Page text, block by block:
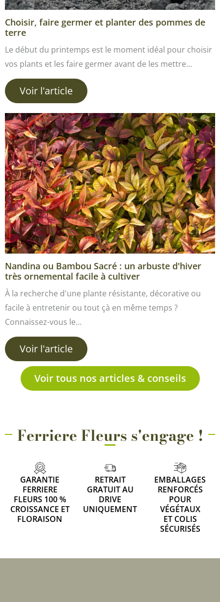
Choisir, faire germer et planter des pommes de
terre
Le début du printemps est le moment idéal pour choisir
vos plants et les faire germer avant de les mettre…
Voir l'article
Nandina ou Bambou Sacré : un arbuste d'hiver
très ornemental facile à cultiver
À la recherche d'une plante résistante, décorative ou
facile à entretenir ou tout çà en même temps ?
Connaissez-vous le…
Voir l'article
Voir tous nos articles & conseils
Ferriere Fleurs s'engage !
GARANTIE
FERRIERE
FLEURS 100 %
CROISSANCE ET
FLORAISON
RETRAIT
GRATUIT AU
DRIVE
UNIQUEMENT
EMBALLAGES
RENFORCÉS
POUR
VÉGÉTAUX
ET COLIS
SÉCURISÉS